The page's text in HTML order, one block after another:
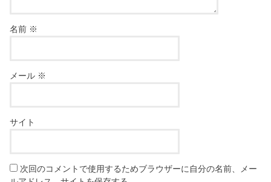
名前 ※
メール ※
サイト
次回のコメントで使用するためブラウザーに自分の名前、メー